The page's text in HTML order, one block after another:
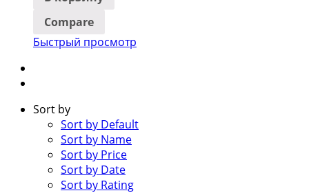
Compare
Быстрый просмотр
Sort by
Sort by Default
Sort by Name
Sort by Price
Sort by Date
Sort by Rating